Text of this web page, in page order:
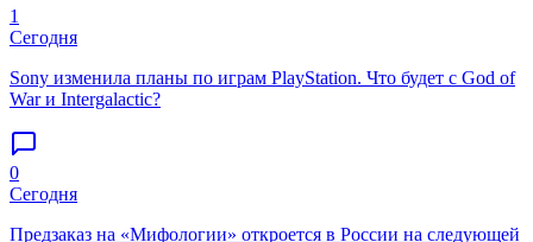
1
Сегодня
Sony изменила планы по играм PlayStation. Что будет с God of
War и Intergalactic?
0
Сегодня
Предзаказ на «Мифологии» откроется в России на следующей